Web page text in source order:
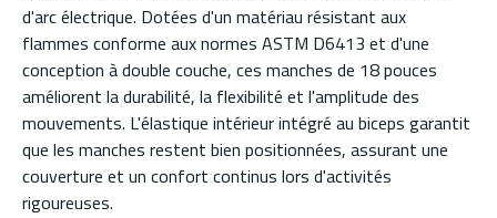
d'arc électrique. Dotées d'un matériau résistant aux
flammes conforme aux normes ASTM D6413 et d'une
conception à double couche, ces manches de 18 pouces
améliorent la durabilité, la flexibilité et l'amplitude des
mouvements. L'élastique intérieur intégré au biceps garantit
que les manches restent bien positionnées, assurant une
couverture et un confort continus lors d'activités
rigoureuses.